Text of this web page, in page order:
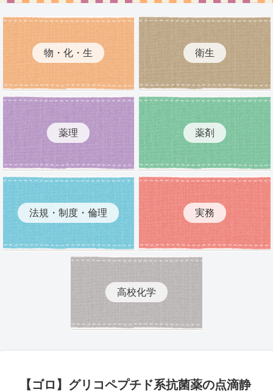
物・化・生 衛生
薬理 薬剤
法規・制度・倫理 実務
高校化学
【ゴロ】グリコペプチド系抗菌薬の点滴静